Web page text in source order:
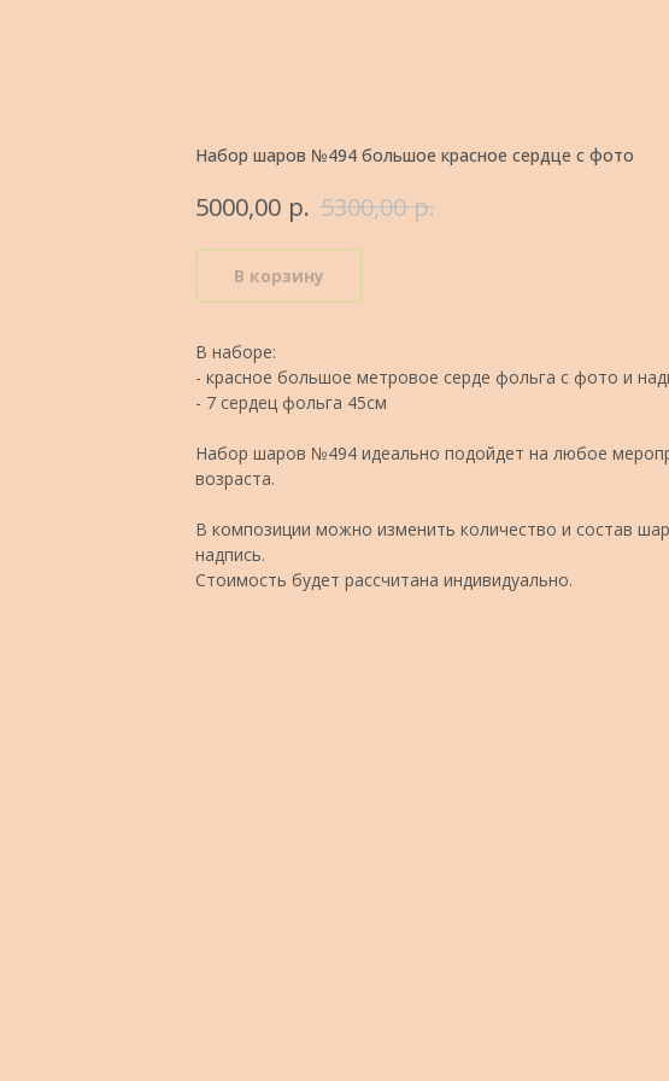
Набор шаров №494 большое красное сердце с фото
5000,00 р. 5300,00 р.
В корзину
В наборе:
- красное большое метровое серде фольга с фото и
- 7 сердец фольга 45см
Набор шаров №494 идеально подойдет на любое
возраста.
В композиции можно изменить количество и состав
надпись.
Стоимость будет рассчитана индивидуально.